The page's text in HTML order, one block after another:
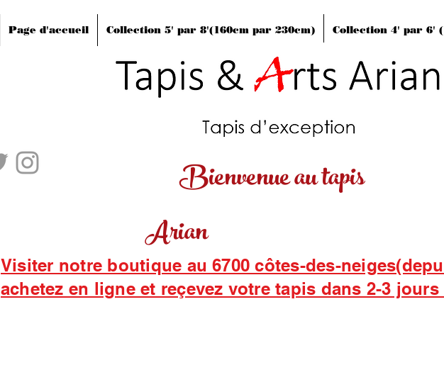
Page d'accueil Collection 5' par 8'(160cm par 230cm) Collection 4' par 6'
Bienvenue au tapis
Arian
Visiter notre boutique au 6700 côtes-des-
achetez en ligne et reçevez votre tapis dans 2-3 jours